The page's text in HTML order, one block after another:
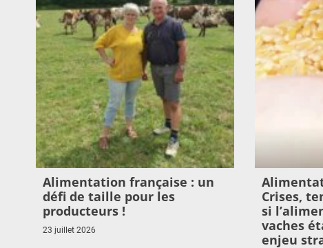
Alimentation française : un
défi de taille pour les
producteurs !
23 juillet 2026
Crises,
si
vaches
enjeu